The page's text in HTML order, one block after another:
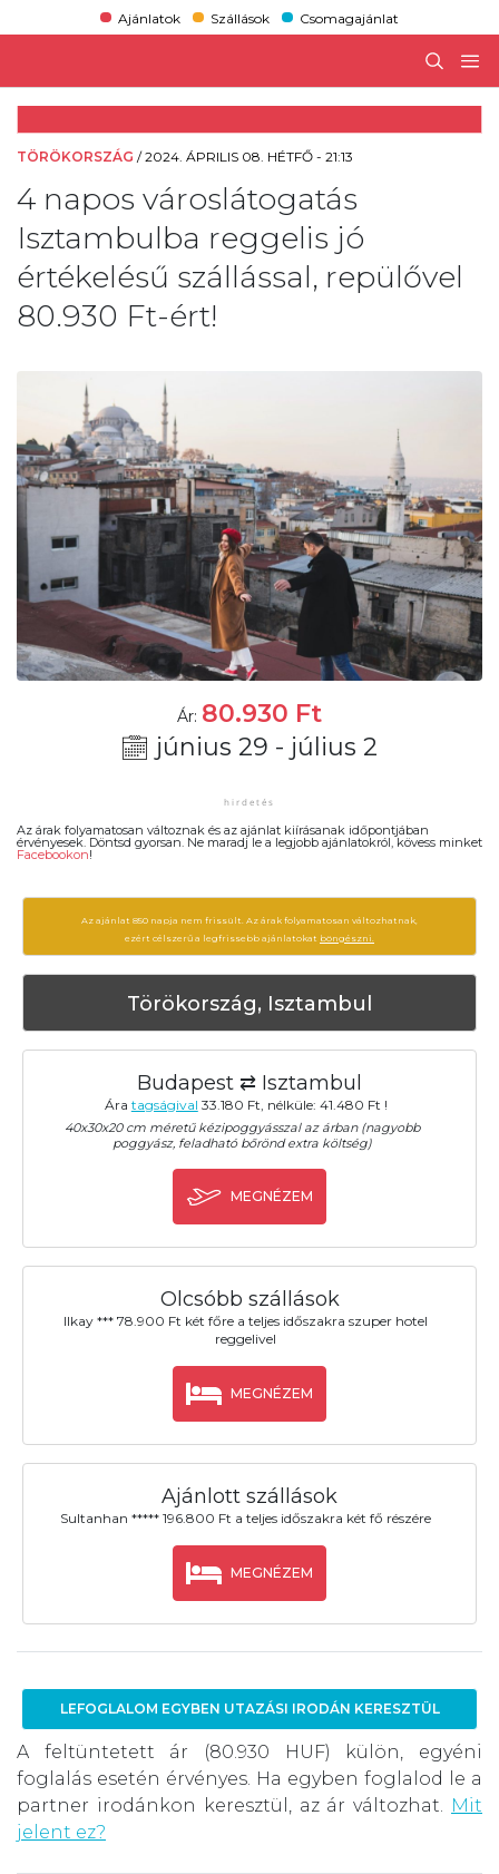
Ajánlatok Szállások Csomagajánlat
TÖRÖKORSZÁG /2024. ÁPRILIS 08. HÉTFŐ - 21:13
4 napos városlátogatás
Isztambulba reggelis jó
értékelésű szállással, repülővel
80.930 Ft-ért!
Ár: 80.930 Ft
június 29 - július 2
Az árak folyamatosan változnak és az ajánlat kiírásanak időpontjában
érvényesek. Döntsd gyorsan. Ne maradj le a legjobb ajánlatokról, kövess minket
Facebookon!
Az ajánlat 850 napja nem frissült. Az árak folyamatosan változhatnak,
ezért célszerű a legfrissebb ajánlatokat böngészni.
Törökország, Isztambul
Budapest ⇄ Isztambul
Ára tagságival 33.180 Ft, nélküle: 41.480 Ft !
40x30x20 cm méretű kézipoggyásszal az árban (nagyobb
poggyász, feladható bőrönd extra költség)
MEGNÉZEM
Olcsóbb szállások
Ilkay *** 78.900 Ft két főre a teljes időszakra szuper hotel
reggelivel
MEGNÉZEM
Ajánlott szállások
Sultanhan ***** 196.800 Ft a teljes időszakra két fő részére
MEGNÉZEM
LEFOGLALOM EGYBEN UTAZÁSI IRODÁN KERESZTÜL
A feltüntetett ár (80.930 HUF) külön, egyéni
foglalás esetén érvényes. Ha egyben foglalod le a
partner irodánkon keresztül, az ár változhat. Mit
jelent ez?